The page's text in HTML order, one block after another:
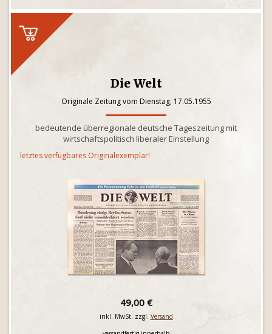
Die Welt
Originale Zeitung vom Dienstag, 17.05.1955
bedeutende überregionale deutsche Tageszeitung mit
wirtschaftspolitisch liberaler Einstellung
letztes verfügbares Originalexemplar!
49,00 €
inkl. MwSt. zzgl. Versand